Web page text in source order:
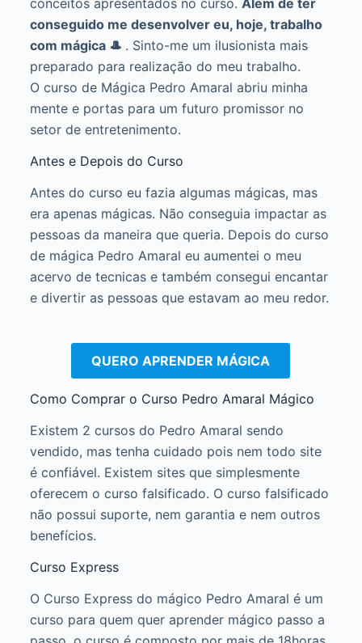
conceitos apresentados no curso. Além de ter
conseguido me desenvolver eu, hoje, trabalho
com mágica 🎩 . Sinto-me um ilusionista mais
preparado para realização do meu trabalho.
O curso de Mágica Pedro Amaral abriu minha
mente e portas para um futuro promissor no
setor de entretenimento.
Antes e Depois do Curso
Antes do curso eu fazia algumas mágicas, mas
era apenas mágicas. Não conseguia impactar as
pessoas da maneira que queria. Depois do curso
de mágica Pedro Amaral eu aumentei o meu
acervo de tecnicas e também consegui encantar
e divertir as pessoas que estavam ao meu redor.
QUERO APRENDER MÁGICA
Como Comprar o Curso Pedro Amaral Mágico
Existem 2 cursos do Pedro Amaral sendo
vendido, mas tenha cuidado pois nem todo site
é confiável. Existem sites que simplesmente
oferecem o curso falsificado. O curso falsificado
não possui suporte, nem garantia e nem outros
benefícios.
Curso Express
O Curso Express do mágico Pedro Amaral é um
curso para quem quer aprender mágico passo a